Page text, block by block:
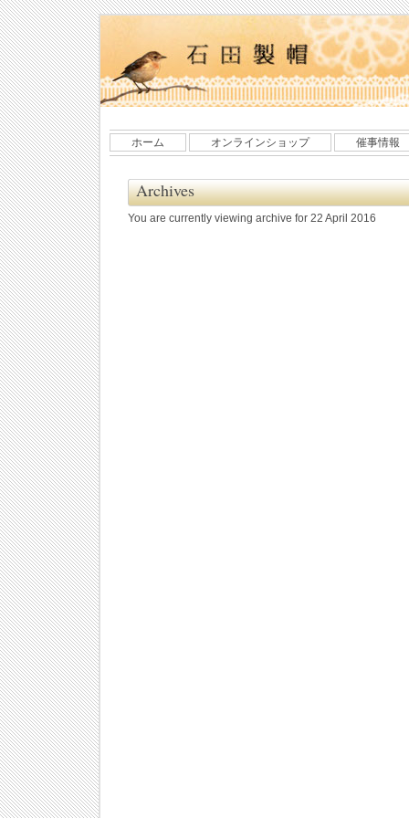
ホーム オンラインショップ 催事情報
Archives
You are currently viewing archive for 22 April 2016